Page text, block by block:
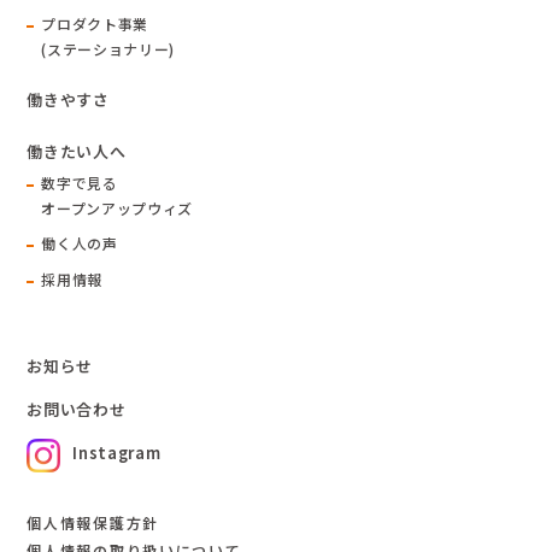
プロダクト事業
(ステーショナリー)
働きやすさ
働きたい人へ
数字で見る
オープンアップウィズ
働く人の声
採用情報
お知らせ
お問い合わせ
Instagram
個人情報保護方針